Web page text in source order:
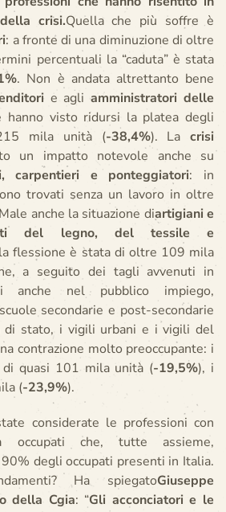
crisi.Quella che più soffre è
: a fronte di una diminuzione di oltre
percentuali la “caduta” è stata
. Non è andata altrettanto bene
e agliamministratori delle
hanno visto ridursi la platea degli
mila unità (-38,4%). La crisi
un impatto notevole anche su
carpentieri e ponteggiatori: in
trovati senza un lavoro in oltre
anche la situazione diartigiani e
del legno, del tessile e
flessione è stata di oltre 109 mila
a seguito dei tagli avvenuti in
anche nel pubblico impiego,
secondarie e post-secondarie
di stato, i vigili urbani e i vigili del
contrazione molto preoccupante: i
quasi 101 mila unità (-19,5%), i
(-23,9%).
considerate le professioni con
occupati che, tutte assieme,
degli occupati presenti in Italia.
Ha spiegatoGiuseppe
della Cgia: “Gli acconciatori e le